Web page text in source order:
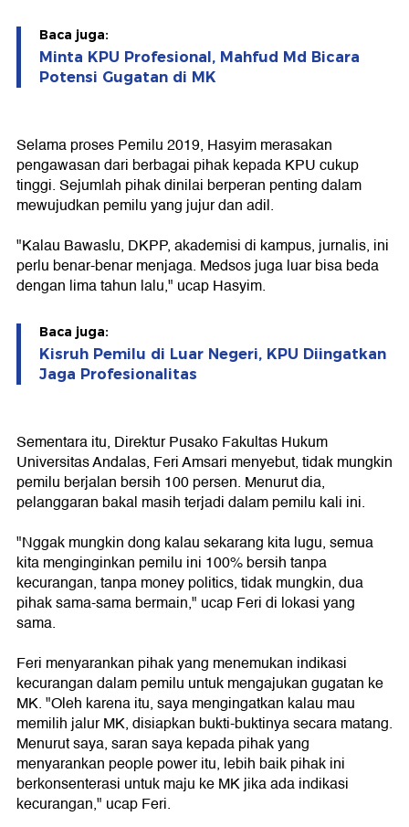
Baca juga:
Minta KPU Profesional, Mahfud Md Bicara
Potensi Gugatan di MK
Selama proses Pemilu 2019, Hasyim merasakan
pengawasan dari berbagai pihak kepada KPU cukup
tinggi. Sejumlah pihak dinilai berperan penting dalam
mewujudkan pemilu yang jujur dan adil.
"Kalau Bawaslu, DKPP, akademisi di kampus, jurnalis, ini
perlu benar-benar menjaga. Medsos juga luar bisa beda
dengan lima tahun lalu," ucap Hasyim.
Baca juga:
Kisruh Pemilu di Luar Negeri, KPU Diingatkan
Jaga Profesionalitas
Sementara itu, Direktur Pusako Fakultas Hukum
Universitas Andalas, Feri Amsari menyebut, tidak mungkin
pemilu berjalan bersih 100 persen. Menurut dia,
pelanggaran bakal masih terjadi dalam pemilu kali ini.
"Nggak mungkin dong kalau sekarang kita lugu, semua
kita menginginkan pemilu ini 100% bersih tanpa
kecurangan, tanpa money politics, tidak mungkin, dua
pihak sama-sama bermain," ucap Feri di lokasi yang
sama.
Feri menyarankan pihak yang menemukan indikasi
kecurangan dalam pemilu untuk mengajukan gugatan ke
MK. "Oleh karena itu, saya mengingatkan kalau mau
memilih jalur MK, disiapkan bukti-buktinya secara matang.
Menurut saya, saran saya kepada pihak yang
menyarankan people power itu, lebih baik pihak ini
berkonsenterasi untuk maju ke MK jika ada indikasi
kecurangan," ucap Feri.